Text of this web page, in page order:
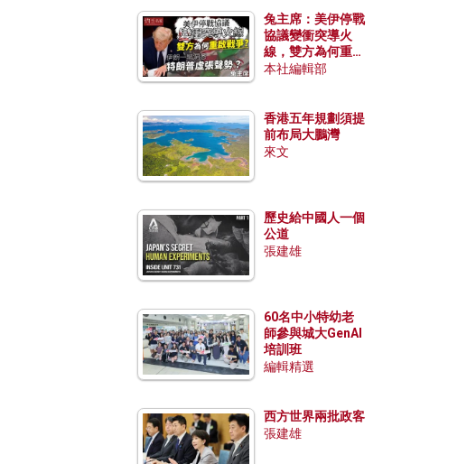
兔主席：美伊停戰
協議變衝突導火
線，雙方為何重啟
戰爭？伊朗一早洞
本社編輯部
香港五年規劃須提
前布局大鵬灣
來文
歷史給中國人一個
公道
張建雄
60名中小特幼老
師參與城大GenAI
培訓班
編輯精選
西方世界兩批政客
張建雄